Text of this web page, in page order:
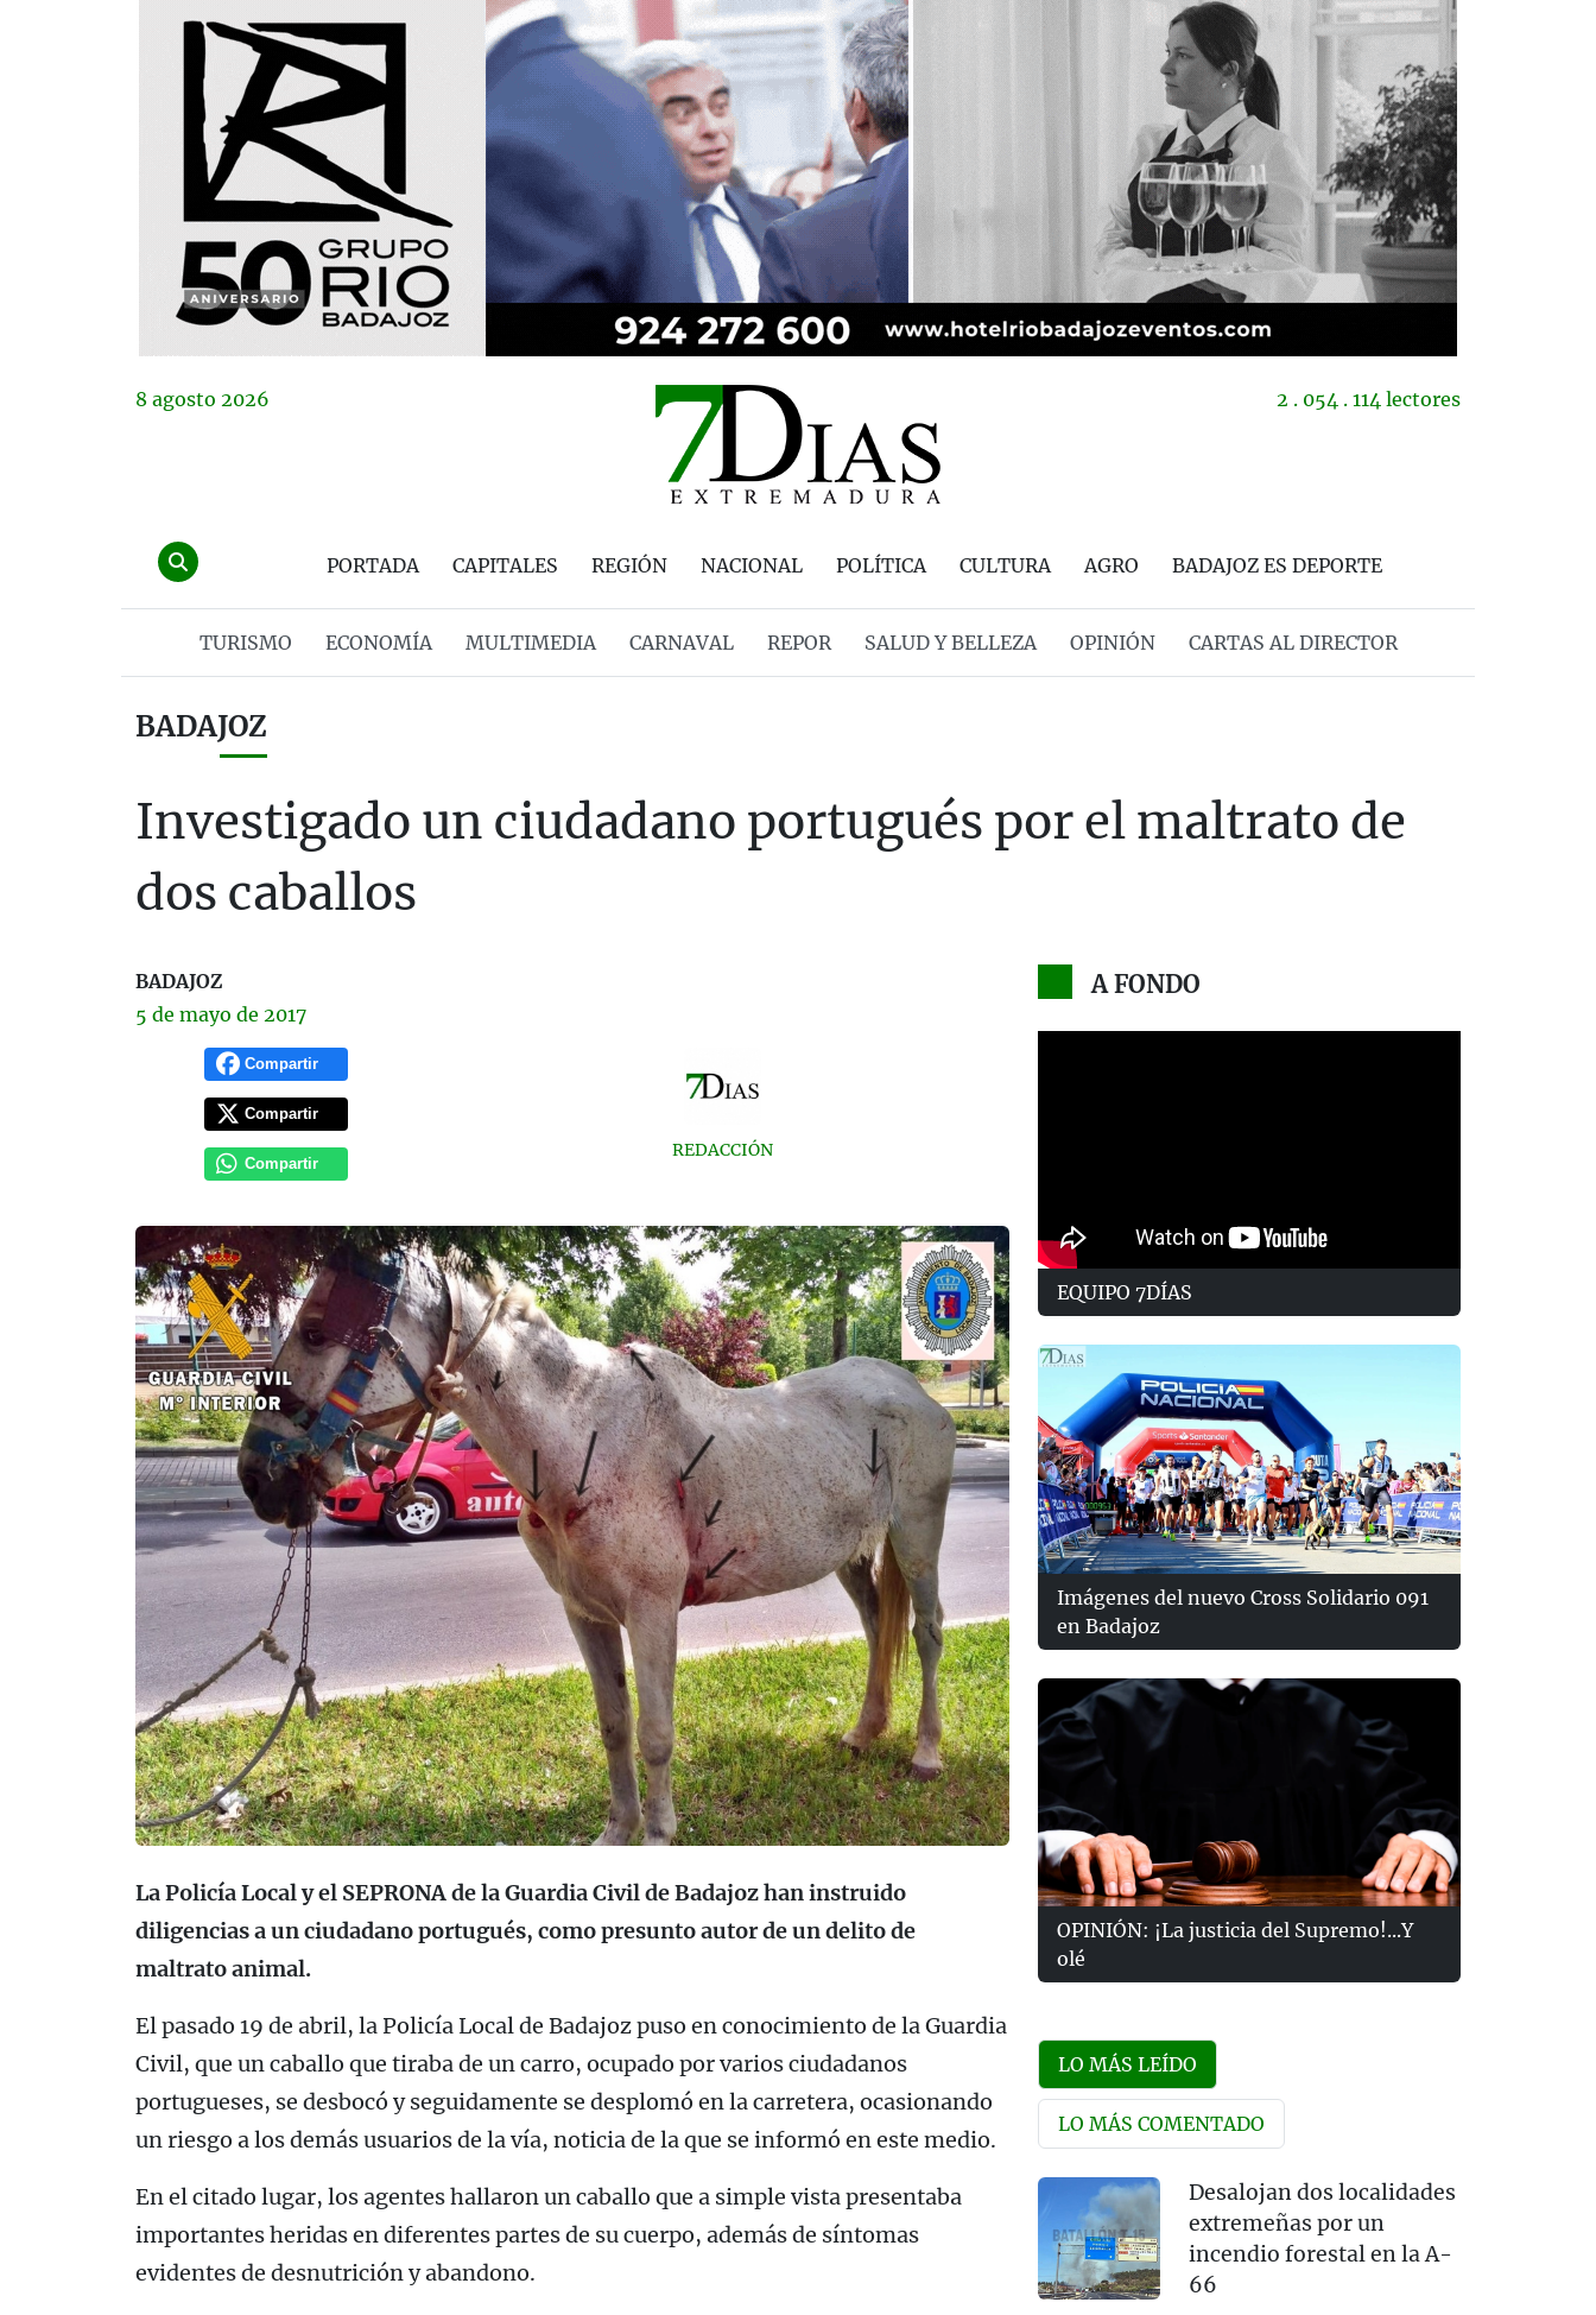
8 agosto 2026 2 . 054 . 114 lectores
PORTADA CAPITALES REGIÓN NACIONAL POLÍTICA CULTURA AGRO BADAJOZ ES DEPORTE
TURISMO ECONOMÍA MULTIMEDIA CARNAVAL REPOR SALUD Y BELLEZA OPINIÓN CARTAS AL DIRECTOR
BADAJOZ
Investigado un ciudadano portugués por el maltrato de
dos caballos
BADAJOZ
5 de mayo de 2017
Compartir
Compartir
Compartir
REDACCIÓN
La Policía Local y el SEPRONA de la Guardia Civil de Badajoz han instruido
diligencias a un ciudadano portugués, como presunto autor de un delito de
maltrato animal.
El pasado 19 de abril, la Policía Local de Badajoz puso en conocimiento de la Guardia
Civil, que un caballo que tiraba de un carro, ocupado por varios ciudadanos
portugueses, se desbocó y seguidamente se desplomó en la carretera, ocasionando
un riesgo a los demás usuarios de la vía, noticia de la que se informó en este medio.
En el citado lugar, los agentes hallaron un caballo que a simple vista presentaba
importantes heridas en diferentes partes de su cuerpo, además de síntomas
evidentes de desnutrición y abandono.
A FONDO
EQUIPO 7DÍAS
Imágenes del nuevo Cross Solidario 091
en Badajoz
OPINIÓN: ¡La justicia del Supremo!...Y
olé
LO MÁS LEÍDO
LO MÁS COMENTADO
Desalojan dos localidades
extremeñas por un
incendio forestal en la A-
66